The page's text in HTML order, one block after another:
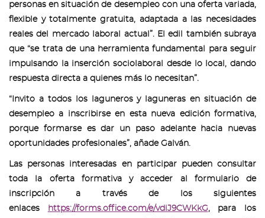
personas en situación de desempleo con una oferta variada,
flexible y totalmente gratuita, adaptada a las necesidades
reales del mercado laboral actual”. El edil también subraya
que “se trata de una herramienta fundamental para seguir
impulsando la inserción sociolaboral desde lo local, dando
respuesta directa a quienes más lo necesitan”.
“Invito a todos los laguneros y laguneras en situación de
desempleo a inscribirse en esta nueva edición formativa,
porque formarse es dar un paso adelante hacia nuevas
oportunidades profesionales”, añade Galván.
Las personas interesadas en participar pueden consultar
toda la oferta formativa y acceder al formulario de
inscripción a través de los siguientes
enlaces
https://forms.office.com/e/vdiJ9CWKkG, para los